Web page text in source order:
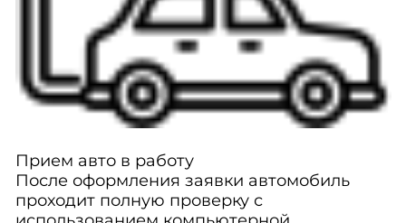
Прием авто в работу
После оформления заявки автомобиль
проходит полную проверку с